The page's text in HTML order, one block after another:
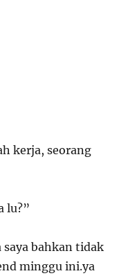
kerja, seorang
lu?”
saya bahkan tidak
minggu ini.ya